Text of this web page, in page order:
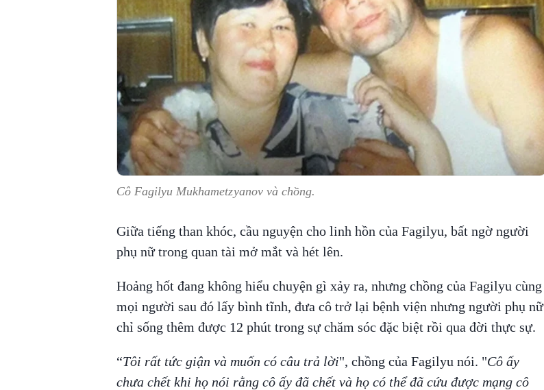
Cô Fagilyu Mukhametzyanov và chồng.
Giữa tiếng than khóc, cầu nguyện cho linh hồn của Fagilyu, bất ngờ người
phụ nữ trong quan tài mở mắt và hét lên.
Hoảng hốt đang không hiểu chuyện gì xảy ra, nhưng chồng của Fagilyu cùng
mọi người sau đó lấy bình tĩnh, đưa cô trở lại bệnh viện nhưng người phụ nữ
chỉ sống thêm được 12 phút trong sự chăm sóc đặc biệt rồi qua đời thực sự.
“Tôi rất tức giận và muốn có câu trả lời", chồng của Fagilyu nói. "Cô ấy
chưa chết khi họ nói rằng cô ấy đã chết và họ có thể đã cứu được mạng cô